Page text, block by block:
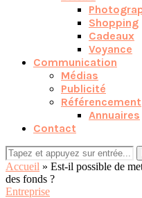
Shopping
Cadeaux
Voyance
Communication
Médias
Publicité
Référencement
Annuaires
Contact
Accueil » Est-il possible de
des fonds ?
Entreprise